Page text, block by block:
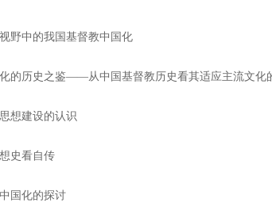
野中的我国基督教中国化
的历史之鉴​——从中国基督教历史看其适应主流文化
想建设的认识
史看自传
国化的探讨